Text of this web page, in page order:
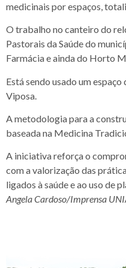
medicinais por espaços,
O trabalho no canteiro do
Pastorais da Saúde do
Farmácia e ainda do Horto
Está sendo usado um
Viposa.
A metodologia para a
baseada na Medicina
A iniciativa reforça o
com a valorização das
ligados à saúde e ao uso de
Angela Cardoso/Imprensa